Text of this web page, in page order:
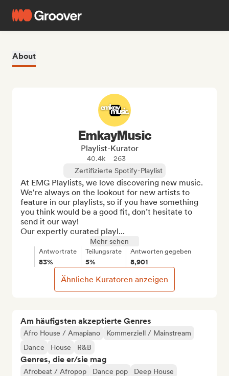
About
Am häufigsten akzeptierte Genres
Afro House / Amapiano
Kommerziell / Mainstream
Dance
House R&B
Genres, die er/sie mag
Afrobeat / Afropop Dance pop
Deep House
EmkayMusic
Playlist-Kurator
40.4k
263
Zertifizierte Spotify-Playlist
At EMG Playlists, we love discovering new music.
We're always on the lookout for new artists to
feature in our playlists, so if you have something
you think would be a good fit, don’t hesitate to
send it our way!
Our expertly curated playl...
Mehr sehen
Antwortrate
83%
Teilungsrate
5%
Antworten gegeben
8,901
Ähnliche Kuratoren anzeigen